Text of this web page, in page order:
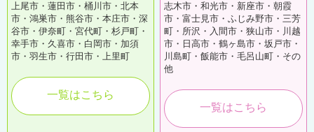
上尾市・蓮田市・桶川市・北本
市・鴻巣市・熊谷市・本庄市・深
谷市・伊奈町・宮代町・杉戸町・
幸手市・久喜市・白岡市・加須
市・羽生市・行田市・上里町
一覧はこちら
志木市・和光市・新座市・朝霞
市・富士見市・ふじみ野市・三芳
町・所沢・入間市・狭山市・川越
市・日高市・鶴ヶ島市・坂戸市・
川島町・飯能市・毛呂山町・その
他
一覧はこちら